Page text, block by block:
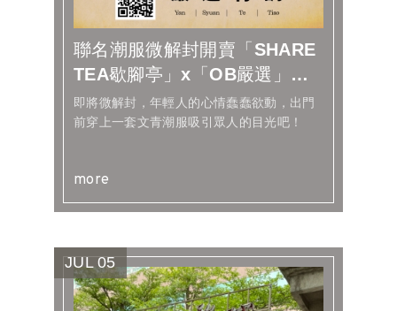
聯名潮服微解封開賣「SHARE
TEA歇腳亭」x「OB嚴選」保
庇奶茶同步上市！
即將微解封，年輕人的心情蠢蠢欲動，出門
前穿上一套文青潮服吸引眾人的目光吧！
more
JUL 05